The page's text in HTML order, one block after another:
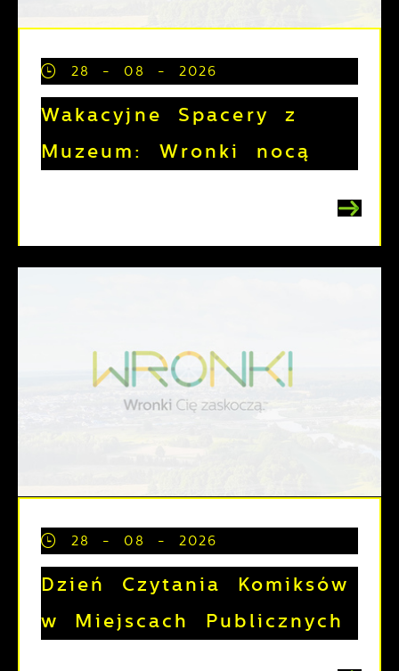
28 - 08 - 2026
Wakacyjne Spacery z
Muzeum: Wronki nocą
28 - 08 - 2026
Dzień Czytania Komiksów
w Miejscach Publicznych